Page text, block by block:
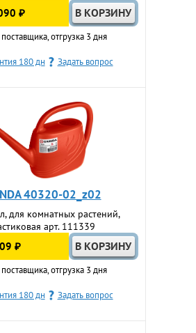
₽
отгрузка 3 дня
180 дн Задать вопрос
40320-02_z02
для комнатных растений,
арт. 111339
₽
отгрузка 3 дня
180 дн Задать вопрос